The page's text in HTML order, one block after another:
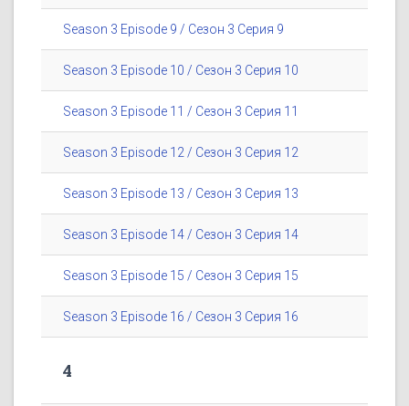
Season 3 Episode 9 / Сезон 3 Серия 9
Season 3 Episode 10 / Сезон 3 Серия 10
Season 3 Episode 11 / Сезон 3 Серия 11
Season 3 Episode 12 / Сезон 3 Серия 12
Season 3 Episode 13 / Сезон 3 Серия 13
Season 3 Episode 14 / Сезон 3 Серия 14
Season 3 Episode 15 / Сезон 3 Серия 15
Season 3 Episode 16 / Сезон 3 Серия 16
4